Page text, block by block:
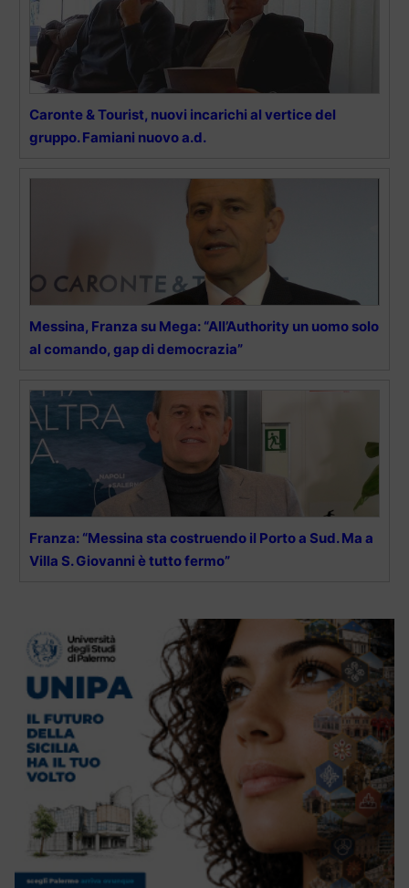
Caronte & Tourist, nuovi incarichi al vertice del
gruppo. Famiani nuovo a.d.
Messina, Franza su Mega: “All’Authority un uomo solo
al comando, gap di democrazia”
Franza: “Messina sta costruendo il Porto a Sud. Ma a
Villa S. Giovanni è tutto fermo”